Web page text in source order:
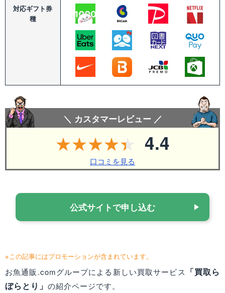
対応ギフト券
種
＼ カスタマーレビュー ／
4.4
口コミを見る
公式サイトで申し込む
※この記事にはプロモーションが含まれています。
お魚通販.comグループによる新しい買取サービス 「買取ら
ぼらとり」 の紹介ページです。